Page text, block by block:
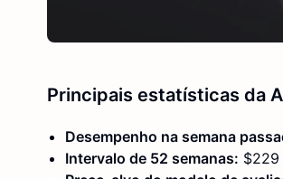
Principais estatísticas da
Desempenho na semana
Intervalo de 52 semanas: $229